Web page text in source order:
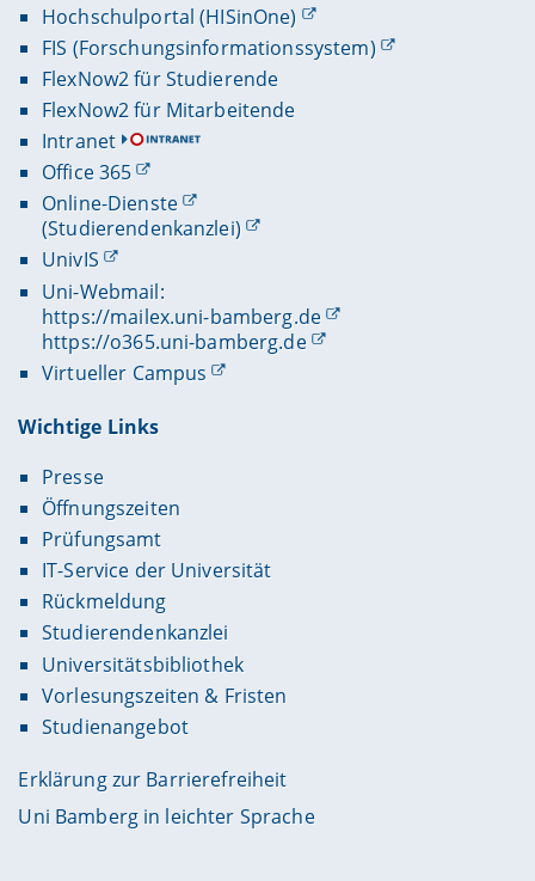
Hochschulportal (HISinOne)
FIS (Forschungsinformationssystem)
FlexNow2 für Studierende
FlexNow2 für Mitarbeitende
Intranet
Office 365
Online-Dienste
(Studierendenkanzlei)
UnivIS
Uni-Webmail:
https://mailex.uni-bamberg.de
https://o365.uni-bamberg.de
Virtueller Campus
Wichtige Links
Presse
Öffnungszeiten
Prüfungsamt
IT-Service der Universität
Rückmeldung
Studierendenkanzlei
Universitätsbibliothek
Vorlesungszeiten & Fristen
Studienangebot
Erklärung zur Barrierefreiheit
Uni Bamberg in leichter Sprache